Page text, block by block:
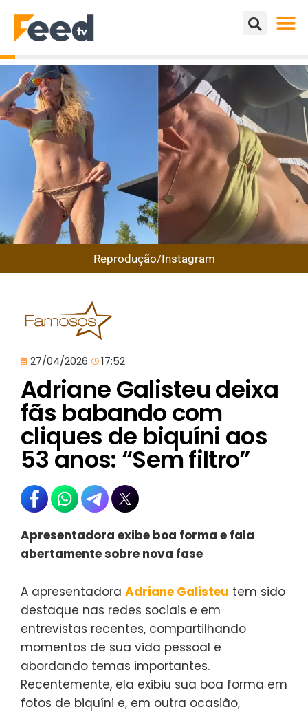
Reprodução/Instagram
27/04/2026 17:52
Adriane Galisteu deixa
fãs babando com
cliques de biquíni aos
53 anos: “Sem filtro”
Apresentadora exibe boa forma e fala
abertamente sobre nova fase
A apresentadora Adriane Galisteu tem sido
destaque nas redes sociais e em
entrevistas recentes, compartilhando
momentos de sua vida pessoal e
abordando temas importantes.
Recentemente, ela exibiu sua boa forma em
fotos de biquíni e, em outra ocasião,